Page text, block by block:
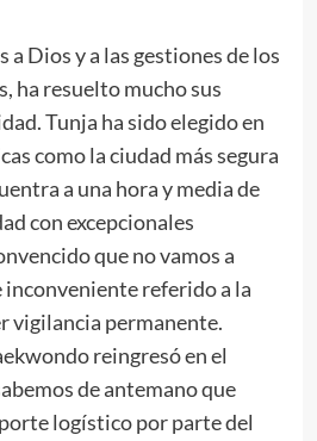
a Dios y a las gestiones de los
ha resuelto mucho sus
Tunja ha sido elegido en
como la ciudad más segura
a una hora y media de
con excepcionales
que no vamos a
referido a la
vigilancia permanente.
reingresó en el
de antemano que
logístico por parte del